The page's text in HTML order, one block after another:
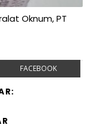
Oknum, PT
FACEBOOK